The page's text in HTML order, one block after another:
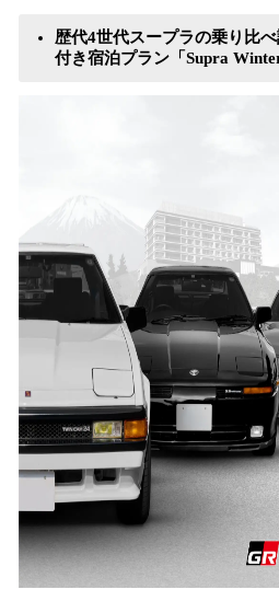
歴代4世代スープラの乗り比
付き宿泊プラン「Supra